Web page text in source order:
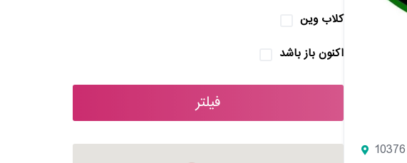
کلاب وین
اکنون باز باشد
فیلتر